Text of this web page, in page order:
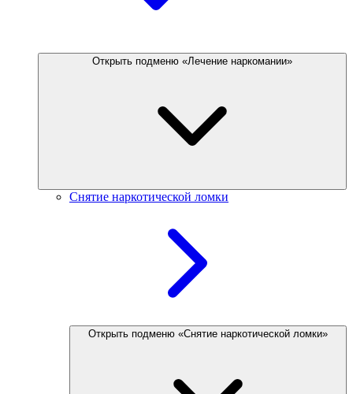
Открыть подменю «Лечение наркомании»
Снятие наркотической ломки
Открыть подменю «Снятие наркотической ломки»